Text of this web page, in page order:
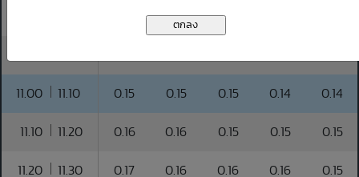
0.14 0.13
11.00 11.10 0.15 0.15 0.15 0.14 0.14
11.10 11.20 0.16 0.16 0.15 0.15 0.15
11.20 11.30 0.17 0.16 0.16 0.16 0.15